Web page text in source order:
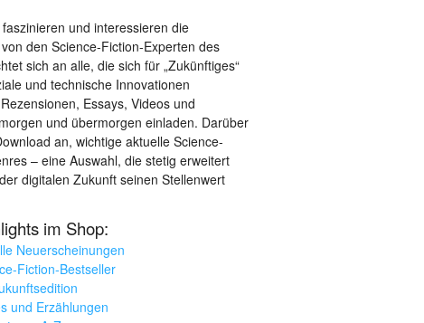
und interessieren die
den Science-Fiction-Experten des
sich an alle, die sich für „Zukünftiges“
und technische Innovationen
Essays, Videos und
und übermorgen einladen. Darüber
an, wichtige aktuelle Science-
– eine Auswahl, die stetig erweitert
digitalen Zukunft seinen Stellenwert
im Shop:
Neuerscheinungen
Fiction-Bestseller
und Erzählungen